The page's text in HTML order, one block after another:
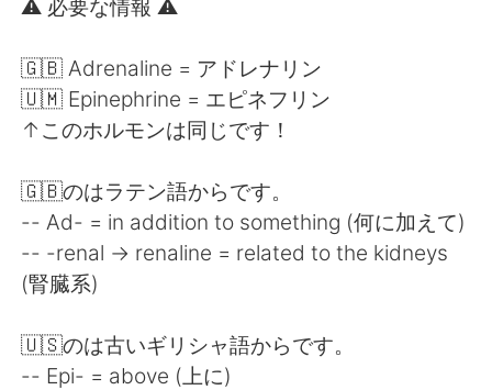
⚠️ 必要な情報 ⚠️
🇬🇧 Adrenaline = アドレナリン
🇺🇲 Epinephrine = エピネフリン
↑このホルモンは同じです！
🇬🇧のはラテン語からです。
-- Ad- = in addition to something (何に加えて)
-- -renal → renaline = related to the kidneys
(腎臓系)
🇺🇸のは古いギリシャ語からです。
-- Epi- = above (上に)